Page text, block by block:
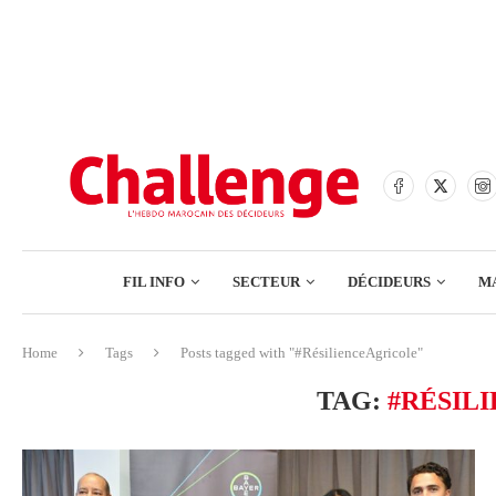
COMMERCE
FIL INFO SECTEUR
BOURSE
FINANCE
DÉCIDEURS
Home Tags Posts tagged with "#RésilienceAgricole"
TAG: